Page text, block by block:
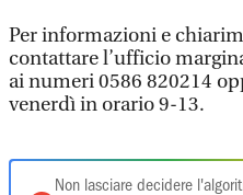
Per informazioni e
contattare l’ufficio
ai numeri 0586 820214
venerdì in orario 9-13.
Non lasciare decidere